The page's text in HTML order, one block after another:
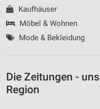
Kaufhäuser
Möbel & Wohnen
Mode & Bekleidung
Die Zeitungen -
Region